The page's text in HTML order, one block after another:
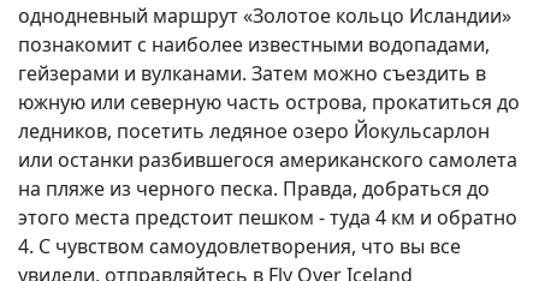
однодневный маршрут «Золотое кольцо Исландии»
познакомит с наиболее известными водопадами,
гейзерами и вулканами. Затем можно съездить в
южную или северную часть острова, прокатиться до
ледников, посетить ледяное озеро Йокульсарлон
или останки разбившегося американского самолета
на пляже из черного песка. Правда, добраться до
этого места предстоит пешком - туда 4 км и обратно
4. С чувством самоудовлетворения, что вы все
увидели, отправляйтесь в Fly Over Iceland